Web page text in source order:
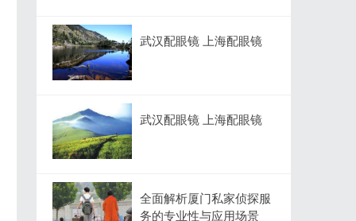
武汉配眼镜 上海配眼镜
武汉配眼镜 上海配眼镜
全面解析厦门私家侦探服
务的专业性与应用场景